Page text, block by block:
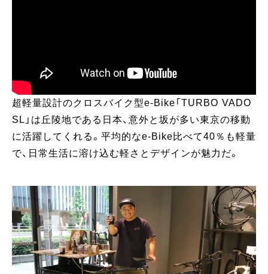
超軽量設計のクロスバイク型e-Bike「TURBO VADO
SL」は丘陵地である日本、意外と坂が多い東京の移動
に活躍してくれる。平均的なe-Bike比べて40％も軽量
で、日常生活に溶け込む軽さとデザインが魅力だ。